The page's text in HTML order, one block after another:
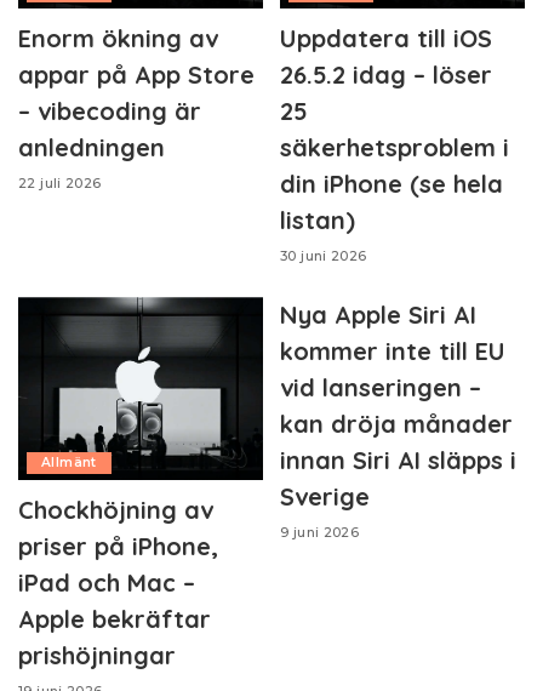
Enorm ökning av
appar på App Store
– vibecoding är
anledningen
22 juli 2026
Uppdatera till iOS
26.5.2 idag – löser
25
säkerhetsproblem i
din iPhone (se hela
listan)
30 juni 2026
Allmänt
Chockhöjning av
priser på iPhone,
iPad och Mac –
Apple bekräftar
prishöjningar
Nya Apple Siri AI
kommer inte till EU
vid lanseringen –
kan dröja månader
innan Siri AI släpps i
Sverige
9 juni 2026